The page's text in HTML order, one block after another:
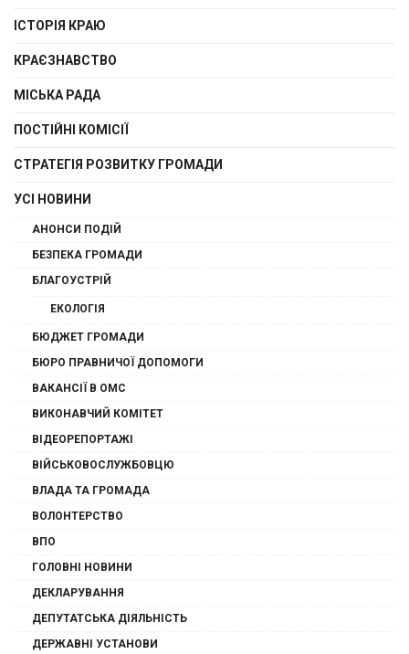
ІСТОРІЯ КРАЮ
КРАЄЗНАВСТВО
МІСЬКА РАДА
ПОСТІЙНІ КОМІСІЇ
СТРАТЕГІЯ РОЗВИТКУ ГРОМАДИ
УСІ НОВИНИ
АНОНСИ ПОДІЙ
БЕЗПЕКА ГРОМАДИ
БЛАГОУСТРІЙ
ЕКОЛОГІЯ
БЮДЖЕТ ГРОМАДИ
БЮРО ПРАВНИЧОЇ ДОПОМОГИ
ВАКАНСІЇ В ОМС
ВИКОНАВЧИЙ КОМІТЕТ
ВІДЕОРЕПОРТАЖІ
ВІЙСЬКОВОСЛУЖБОВЦЮ
ВЛАДА ТА ГРОМАДА
ВОЛОНТЕРСТВО
ВПО
ГОЛОВНІ НОВИНИ
ДЕКЛАРУВАННЯ
ДЕПУТАТСЬКА ДІЯЛЬНІСТЬ
ДЕРЖАВНІ УСТАНОВИ